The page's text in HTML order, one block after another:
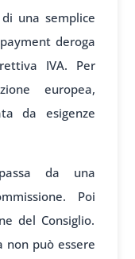
una semplice
deroga
IVA. Per
europea,
da esigenze
da una
Poi
del Consiglio.
non può essere